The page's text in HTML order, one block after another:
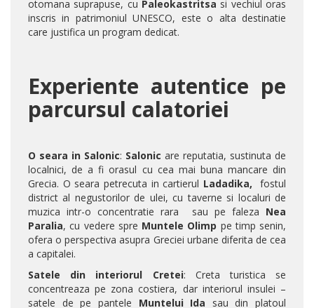
otomana suprapuse, cu Paleokastritsa si vechiul oras
inscris in patrimoniul UNESCO, este o alta destinatie
care justifica un program dedicat.
Experiente autentice pe
parcursul calatoriei
O seara in Salonic: Salonic are reputatia, sustinuta de
localnici, de a fi orasul cu cea mai buna mancare din
Grecia. O seara petrecuta in cartierul Ladadika,
fostul
district al negustorilor de ulei, cu taverne si localuri de
muzica intr-o concentratie rara sau pe faleza Nea
Paralia, cu vedere spre Muntele Olimp pe timp senin,
ofera o perspectiva asupra Greciei urbane diferita de cea
a capitalei.
Satele din interiorul Cretei: Creta turistica se
concentreaza pe zona costiera, dar interiorul insulei –
satele de pe pantele Muntelui Ida sau din platoul